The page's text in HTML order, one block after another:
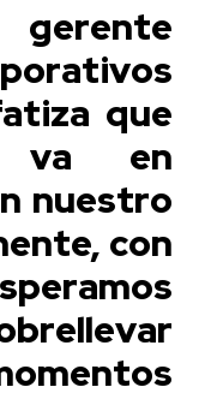
gerente
que
va en
nuestro
con